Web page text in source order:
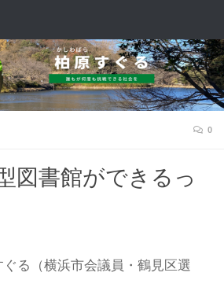
0
図書館ができるっ
る（横浜市会議員・鶴見区選